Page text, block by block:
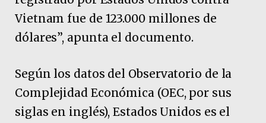
Vietnam fue de 123.000 millones de
dólares”, apunta el documento.
Según los datos del Observatorio de la
Complejidad Económica (OEC, por sus
siglas en inglés), Estados Unidos es el